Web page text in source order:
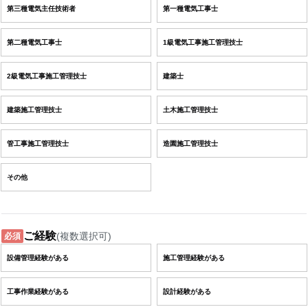
第三種電気主任技術者 第一種電気工事士
第二種電気工事士 1級電気工事施工管理技士
2級電気工事施工管理技士 建築士
建築施工管理技士 土木施工管理技士
管工事施工管理技士 造園施工管理技士
その他
必須 ご経験(複数選択可)
設備管理経験がある 施工管理経験がある
工事作業経験がある 設計経験がある